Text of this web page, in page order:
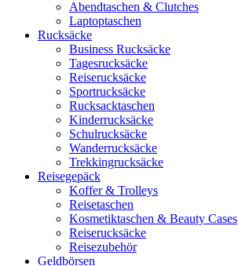
Abendtaschen & Clutches
Laptoptaschen
Rucksäcke
Business Rucksäcke
Tagesrucksäcke
Reiserucksäcke
Sportrucksäcke
Rucksacktaschen
Kinderrucksäcke
Schulrucksäcke
Wanderrucksäcke
Trekkingrucksäcke
Reisegepäck
Koffer & Trolleys
Reisetaschen
Kosmetiktaschen & Beauty Cases
Reiserucksäcke
Reisezubehör
Geldbörsen